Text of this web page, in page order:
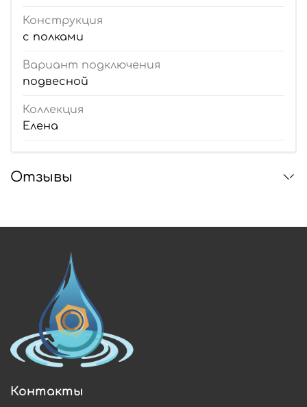
Конструкция
с полками
Вариант подключения
подвесной
Коллекция
Елена
Отзывы
Контакты